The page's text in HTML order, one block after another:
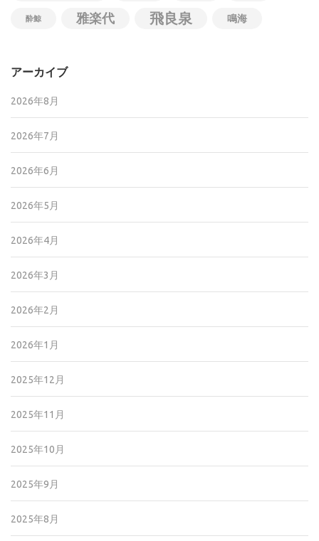
酔鯨 雅楽代 飛良泉 鳴海
アーカイブ
2026年8月
2026年7月
2026年6月
2026年5月
2026年4月
2026年3月
2026年2月
2026年1月
2025年12月
2025年11月
2025年10月
2025年9月
2025年8月